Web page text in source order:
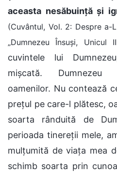
aceasta nesăbuință și
(Cuvântul, Vol. 2: Despre a-
„Dumnezeu Însuși, Unicul
cuvintele lui
mișcată. Dumnezeu
oamenilor. Nu contează
prețul pe care-l plătesc,
soarta rânduită de
perioada tinereții mele,
mulțumită de viața mea
schimb soarta prin